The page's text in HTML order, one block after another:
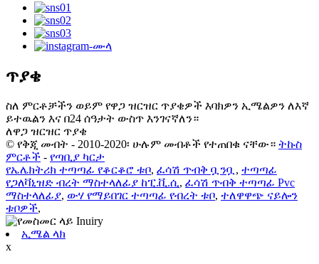
ጥያቄ
ስለ ምርቶቻችን ወይም የዋጋ ዝርዝር ጥያቄዎች እባክዎን ኢሜልዎን ለእኛ
ይተዉልን እና በ24 ሰዓታት ውስጥ እንገናኛለን።
ለዋጋ ዝርዝር ጥያቄ
© የቅጂ መብት - 2010-2020፡ ሁሉም መብቶች የተጠበቁ ናቸው። ትኩስ
ምርቶች - የጣቢያ ካርታ
የኤሌክትሪክ ተጣጣፊ የቆርቆሮ ቱቦ, ፈሳሽ ጥብቅ ቧንቧ, ተጣጣፊ
የጋለቫኒዝድ ብረት ማስተላለፊያ ከፒ.ቪ.ሲ, ፈሳሽ ጥብቅ ተጣጣፊ Pvc
ማስተላለፊያ, ውሃ የማይበገር ተጣጣፊ የብረት ቱቦ, ተለዋዋጭ ናይሎን
ቱቦዎች,
ኢሜል ላክ
x